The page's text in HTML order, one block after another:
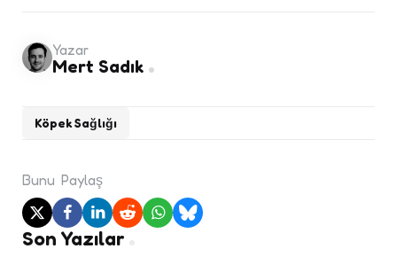
Köpek Sağlığı
Yazar
Mert Sadık
Bunu Paylaş
Son Yazılar